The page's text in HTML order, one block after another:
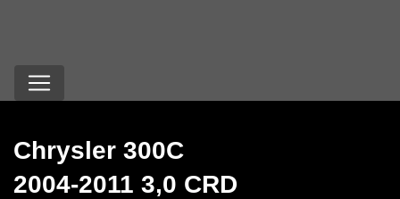
Chrysler 300C
2004-2011 3,0 CRD